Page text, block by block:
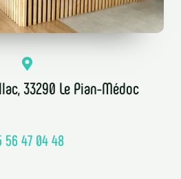
33290 Le Pian-Médoc
56 47 04 48